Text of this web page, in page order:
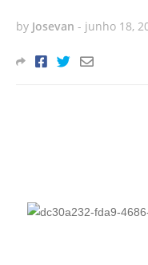
by Josevan - junho 18,